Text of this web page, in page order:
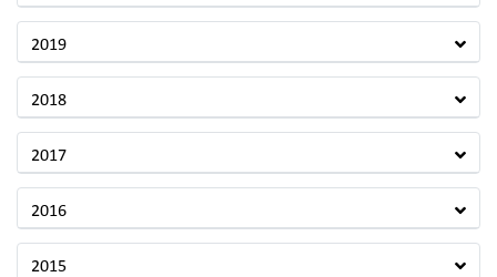
2019
2018
2017
2016
2015